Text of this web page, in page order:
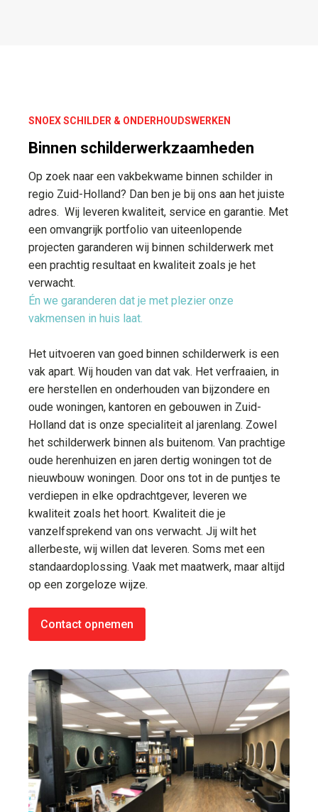
SNOEX SCHILDER & ONDERHOUDSWERKEN
Binnen schilderwerkzaamheden
Op zoek naar een vakbekwame binnen schilder in
regio Zuid-Holland? Dan ben je bij ons aan het juiste
adres. Wij leveren kwaliteit, service en garantie. Met
een omvangrijk portfolio van uiteenlopende
projecten garanderen wij binnen schilderwerk met
een prachtig resultaat en kwaliteit zoals je het
verwacht.
Én we garanderen dat je met plezier onze
vakmensen in huis laat.
Het uitvoeren van goed binnen schilderwerk is een
vak apart. Wij houden van dat vak. Het verfraaien, in
ere herstellen en onderhouden van bijzondere en
oude woningen, kantoren en gebouwen in Zuid-
Holland dat is onze specialiteit al jarenlang. Zowel
het schilderwerk binnen als buitenom. Van prachtige
oude herenhuizen en jaren dertig woningen tot de
nieuwbouw woningen. Door ons tot in de puntjes te
verdiepen in elke opdrachtgever, leveren we
kwaliteit zoals het hoort. Kwaliteit die je
vanzelfsprekend van ons verwacht. Jij wilt het
allerbeste, wij willen dat leveren. Soms met een
standaardoplossing. Vaak met maatwerk, maar altijd
op een zorgeloze wijze.
Contact opnemen